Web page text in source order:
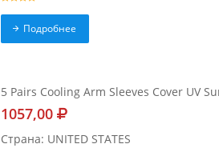
Подробнее
5 Pairs Cooling Arm Sleeves Cover UV
1057,00
Страна: UNITED STATES